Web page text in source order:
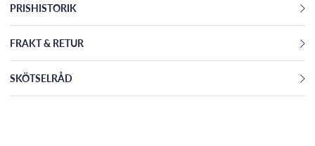
PRISHISTORIK
FRAKT & RETUR
SKÖTSELRÅD